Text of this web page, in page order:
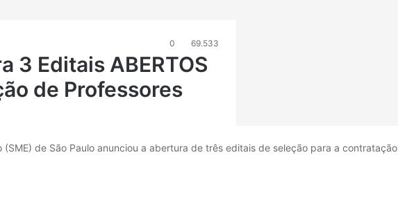
0 69.533
3 Editais ABERTOS
de Professores
de São Paulo anunciou a abertura de três editais de seleção para a contratação